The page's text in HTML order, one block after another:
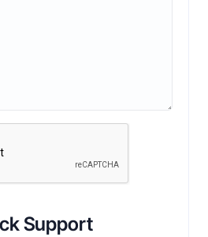
Support